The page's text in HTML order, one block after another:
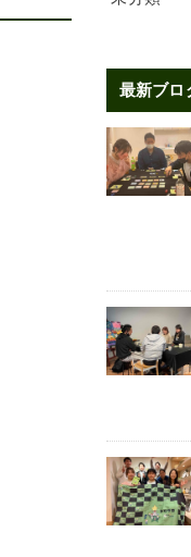
最新ブロ